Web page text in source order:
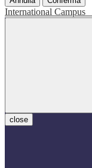
International Campus
close